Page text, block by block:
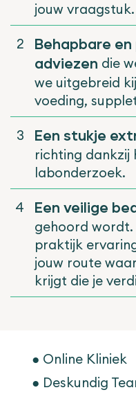
jouw vraagstuk.
2
Behapbare
adviezen die
we uitgebreid
voeding,
3 Een stukje
richting dankzij
labonderzoek.
4 Een veilige
gehoord wordt.
praktijk
jouw route
krijgt die je
● Online Kliniek
● Deskundig